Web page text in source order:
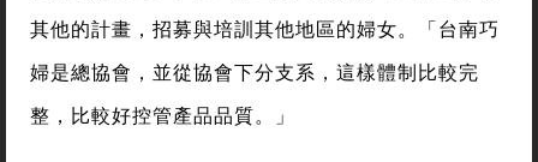
其他的計畫，招募與培訓其他地區的婦女。「台南巧
婦是總協會，並從協會下分支系，這樣體制比較完
整，比較好控管產品品質。」